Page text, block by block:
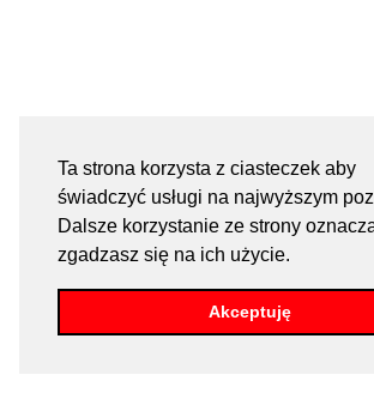
Ta strona korzysta z ciasteczek aby
świadczyć usługi na najwyższym
Dalsze korzystanie ze strony
zgadzasz się na ich użycie.
Akceptuję